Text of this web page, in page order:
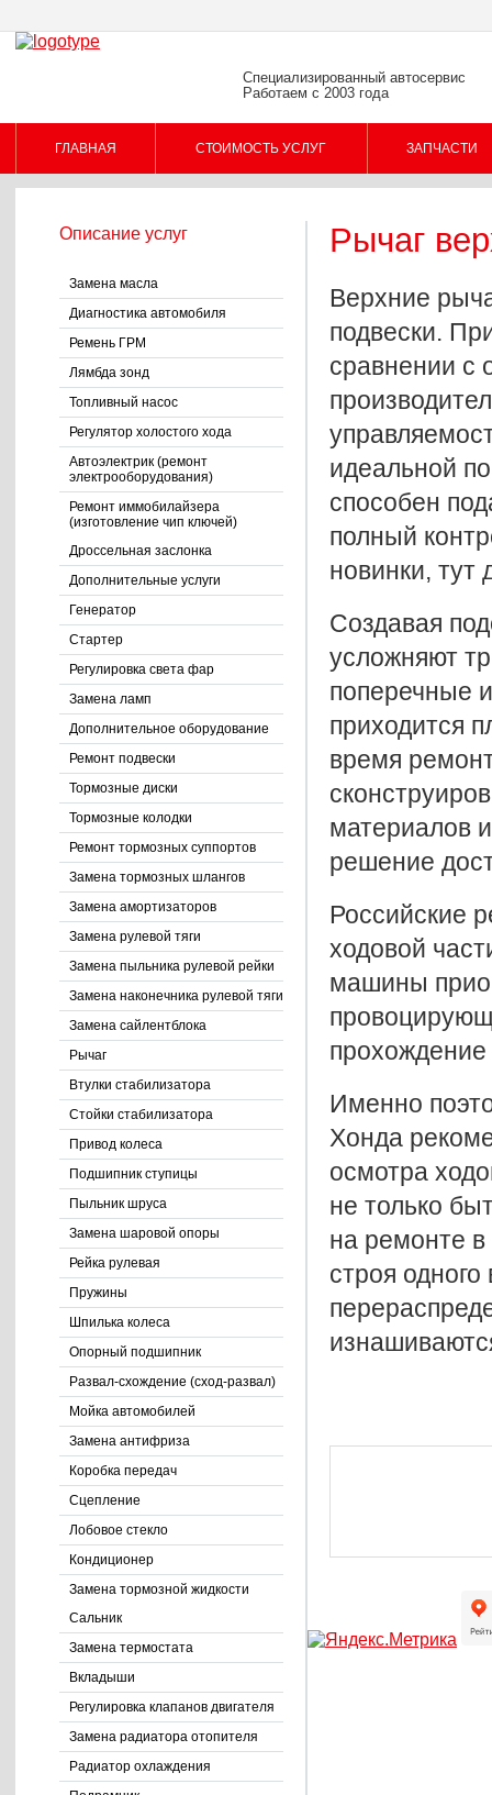
Специализированный автосервис
Работаем с 2003 года
ГЛАВНАЯ СТОИМОСТЬ УСЛУГ ЗАПЧАСТИ
Описание услуг
Замена масла
Диагностика автомобиля
Ремень ГРМ
Лямбда зонд
Топливный насос
Регулятор холостого хода
Автоэлектрик (ремонт
электрооборудования)
Ремонт иммобилайзера
(изготовление чип ключей)
Дроссельная заслонка
Дополнительные услуги
Генератор
Стартер
Регулировка света фар
Замена ламп
Дополнительное оборудование
Ремонт подвески
Тормозные диски
Тормозные колодки
Ремонт тормозных суппортов
Замена тормозных шлангов
Замена амортизаторов
Замена рулевой тяги
Замена пыльника рулевой рейки
Замена наконечника рулевой тяги
Замена сайлентблока
Рычаг
Втулки стабилизатора
Стойки стабилизатора
Привод колеса
Подшипник ступицы
Пыльник шруса
Замена шаровой опоры
Рейка рулевая
Пружины
Шпилька колеса
Опорный подшипник
Развал-схождение (сход-развал)
Мойка автомобилей
Замена антифриза
Коробка передач
Сцепление
Лобовое стекло
Кондиционер
Замена тормозной жидкости
Сальник
Замена термостата
Вкладыши
Регулировка клапанов двигателя
Замена радиатора отопителя
Радиатор охлаждения
Рычаг
Верхние
подвески.
сравнении с
идеальной
способен
полный
новинки, тут
Создавая
усложняют
поперечные
приходится
время
материалов
решение
Российские
ходовой
машины
прохождение
Именно
Хонда
осмотра
не только
на ремонте в
строя одного
ПОМОЩЬ КЛИЕНТУ